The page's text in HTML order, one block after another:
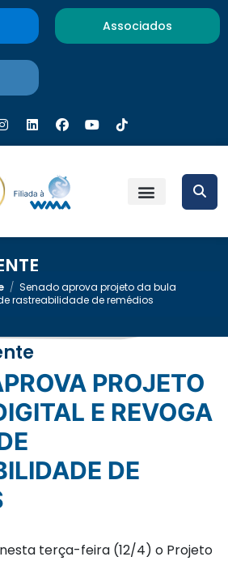
Associados
/ Senado aprova projeto da bula
rastreabilidade de remédios
E REVOGA
DE
terça-feira (12/4) o Projeto